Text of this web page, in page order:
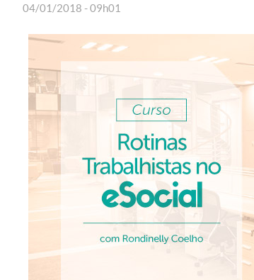
04/01/2018 - 09h01